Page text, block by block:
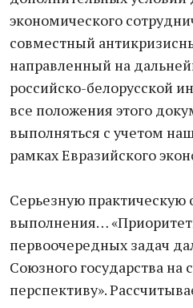
экономического
совместный
направленный на
российско-белорусской
все положения этого
выполняться с учетом
рамках Евразийского
Серьезную практическую
выполнения…
первоочередных задач
Союзного государства на
перспективу».